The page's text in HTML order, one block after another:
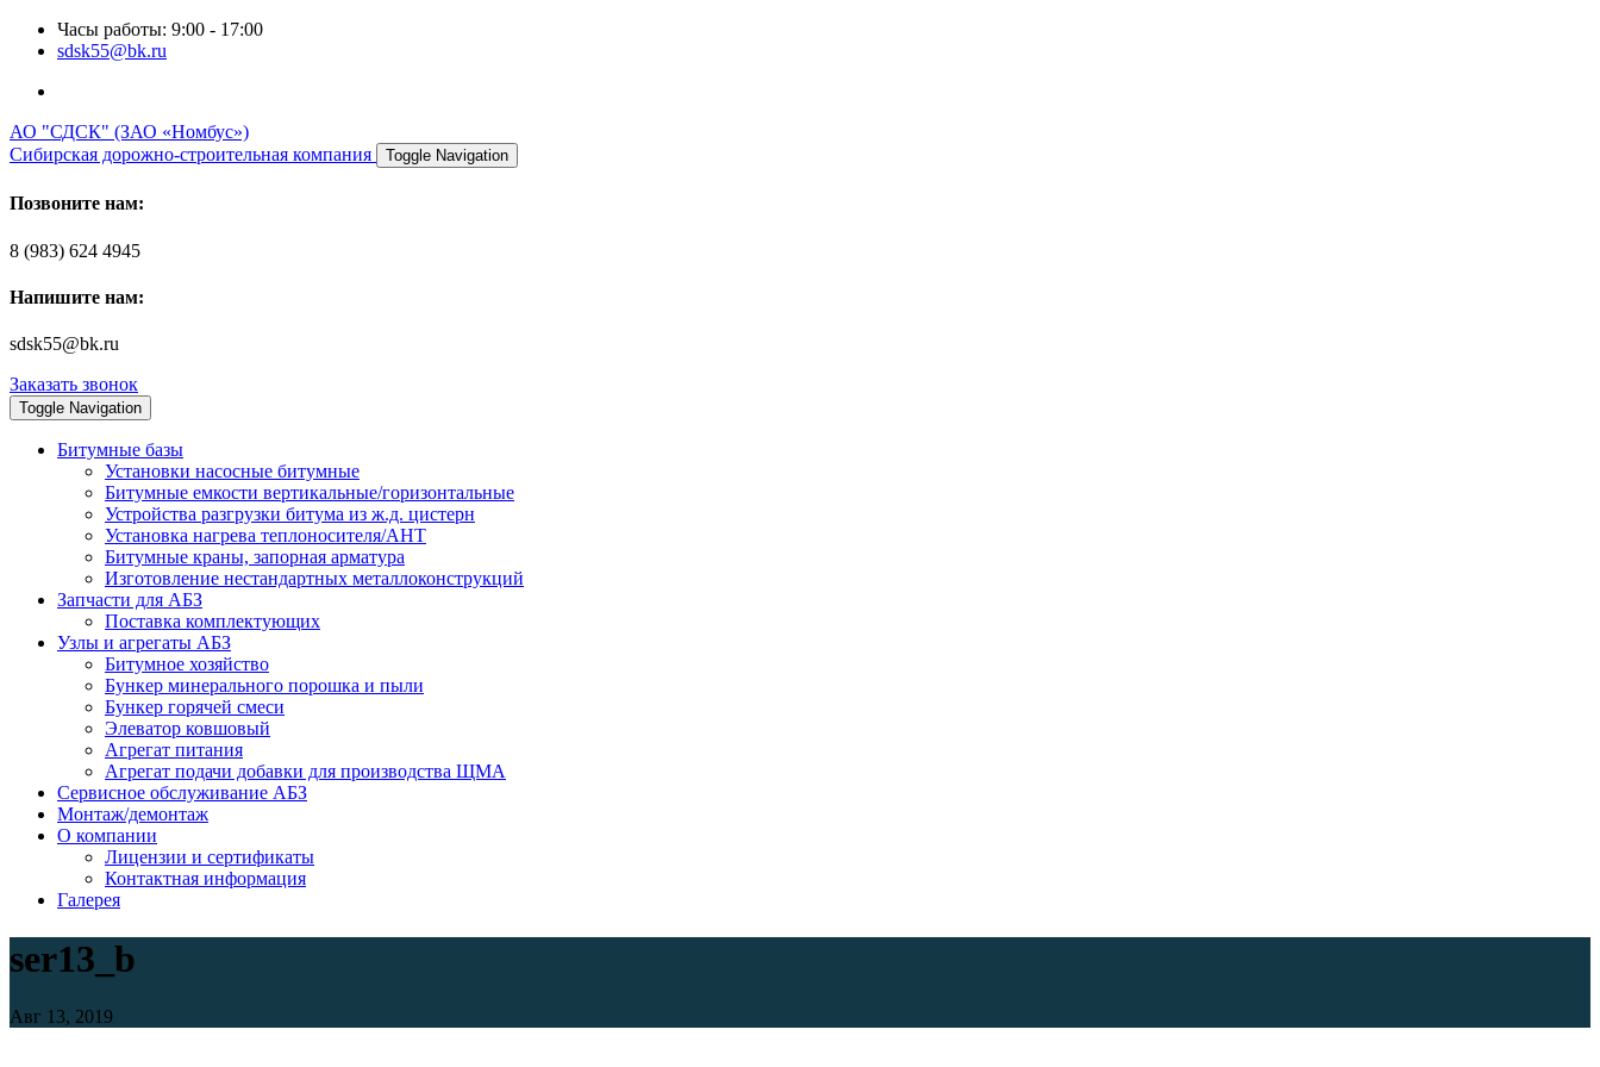
Часы работы: 9:00 - 17:00
sdsk55@bk.ru
АО "СДСК" (ЗАО «Номбус»)
Сибирская дорожно-строительная компания
Toggle Navigation
Позвоните нам:
8 (983) 624 4945
Напишите нам:
sdsk55@bk.ru
Заказать звонок
Toggle Navigation
Битумные базы
Установки насосные битумные
Битумные емкости вертикальные/горизонтальные
Устройства разгрузки битума из ж.д. цистерн
Установка нагрева теплоносителя/АНТ
Битумные краны, запорная арматура
Изготовление нестандартных металлоконструкций
Запчасти для АБЗ
Поставка комплектующих
Узлы и агрегаты АБЗ
Битумное хозяйство
Бункер минерального порошка и пыли
Бункер горячей смеси
Элеватор ковшовый
Агрегат питания
Агрегат подачи добавки для производства ЩМА
Сервисное обслуживание АБЗ
Монтаж/демонтаж
О компании
Лицензии и сертификаты
Контактная информация
Галерея
ser13_b
Авг 13, 2019